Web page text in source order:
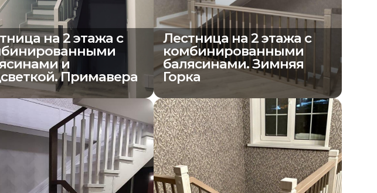
на 2 этажа с
и
Примавера
Лестница на 2 этажа с
комбинированными
балясинами. Зимняя
Горка